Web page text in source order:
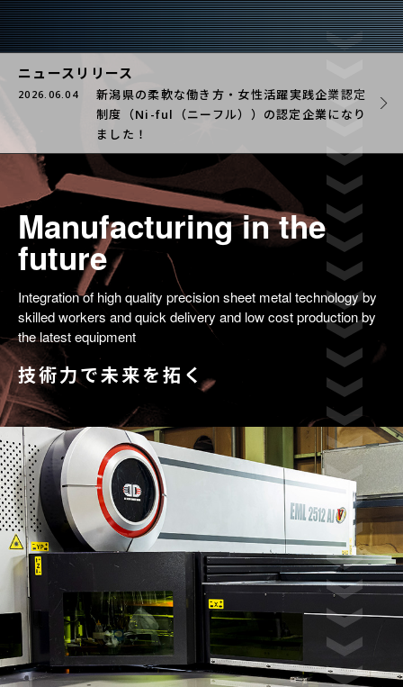
ニュースリリース
2026.06.04
新潟県の柔軟な働き方・女性活躍実践企業認定
制度（Ni-ful（ニーフル））の認定企業になり
ました！
Manufacturing in the
future
Integration of high quality precision sheet metal technology by
skilled workers and quick delivery and low cost production by
the latest equipment
技術力で未来を拓く